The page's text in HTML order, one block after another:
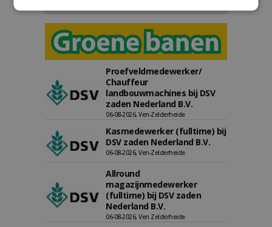
Proefveldmedewerker/
Chauffeur
landbouwmachines bij DSV
zaden Nederland B.V.
06-08-2026, Ven-Zelderheide
Kasmedewerker (fulltime) bij
DSV zaden Nederland B.V.
06-08-2026, Ven-Zelderheide
Allround
magazijnmedewerker
(fulltime) bij DSV zaden
Nederland B.V.
06-08-2026, Ven Zelderheide